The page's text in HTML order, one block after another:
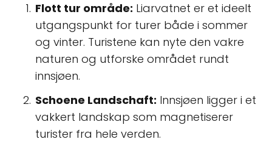
Flott tur område: Liarvatnet er et ideelt
utgangspunkt for turer både i sommer
og vinter. Turistene kan nyte den vakre
naturen og utforske området rundt
innsjøen.
Schoene Landschaft: Innsjøen ligger i et
vakkert landskap som magnetiserer
turister fra hele verden.